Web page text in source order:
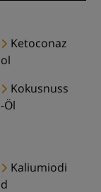
Ketoconaz
ol
Kokusnuss
-Öl
Kaliumiodi
d